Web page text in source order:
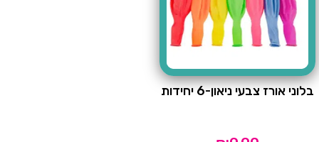
בלוני אורז צבעי ניאון-6 יחידות